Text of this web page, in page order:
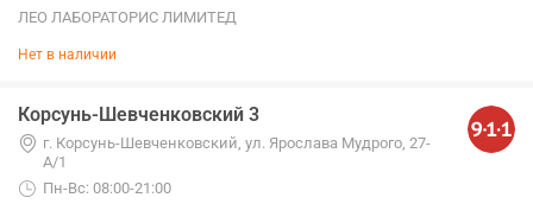
ЛЕО ЛАБОРАТОРИС ЛИМИТЕД
Нет в наличии
Корсунь-Шевченковский 3
г. Корсунь-Шевченковский, ул. Ярослава Мудрого, 27-
А/1
Пн-Вс: 08:00-21:00